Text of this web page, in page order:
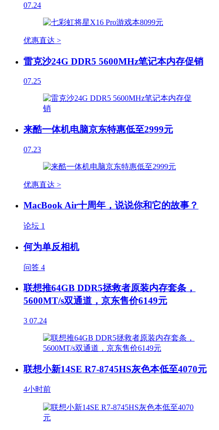
07.24
优惠直达 >
雷克沙24G DDR5 5600MHz笔记本内存促销
07.25
来酷一体机电脑京东特惠低至2999元
07.23
优惠直达 >
MacBook Air十周年，说说你和它的故事？
论坛 1
何为单反相机
问答 4
联想推64GB DDR5拯救者原装内存套条，
5600MT/s双通道，京东售价6149元
3 07.24
联想小新14SE R7-8745HS灰色本低至4070元
4小时前